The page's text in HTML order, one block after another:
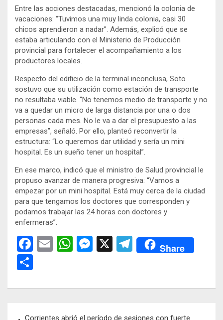
Entre las acciones destacadas, mencionó la colonia de
vacaciones: “Tuvimos una muy linda colonia, casi 30
chicos aprendieron a nadar”. Además, explicó que se
estaba articulando con el Ministerio de Producción
provincial para fortalecer el acompañamiento a los
productores locales.
Respecto del edificio de la terminal inconclusa, Soto
sostuvo que su utilización como estación de transporte
no resultaba viable. “No tenemos medio de transporte y no
va a quedar un micro de larga distancia por una o dos
personas cada mes. No le va a dar el presupuesto a las
empresas”, señaló. Por ello, planteó reconvertir la
estructura: “Lo queremos dar utilidad y sería un mini
hospital. Es un sueño tener un hospital”.
En ese marco, indicó que el ministro de Salud provincial le
propuso avanzar de manera progresiva: “Vamos a
empezar por un mini hospital. Está muy cerca de la ciudad
para que tengamos los doctores que corresponden y
podamos trabajar las 24 horas con doctores y
enfermeras”.
F
b
E
W
s
M
n
X
T
gr
Share
m
p